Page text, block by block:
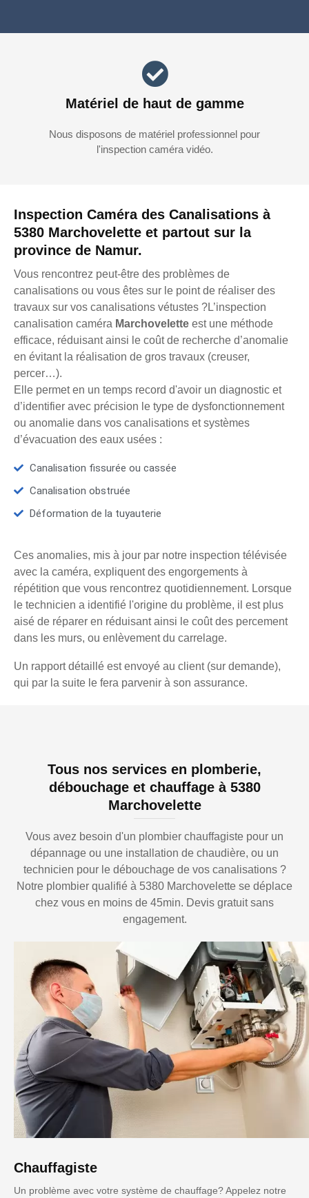
Inspection Caméra des Canalisations à
5380 Marchovelette et partout sur la
province de Namur.
Vous rencontrez peut-être des problèmes de
canalisations ou vous êtes sur le point de réaliser des
travaux sur vos canalisations vétustes ?L’inspection
canalisation caméra Marchovelette est une méthode
efficace, réduisant ainsi le coût de recherche d’anomalie
en évitant la réalisation de gros travaux (creuser,
percer…).
Elle permet en un temps record d'avoir un diagnostic et
d’identifier avec précision le type de dysfonctionnement
ou anomalie dans vos canalisations et systèmes
d’évacuation des eaux usées :
Canalisation fissurée ou cassée
Canalisation obstruée
Déformation de la tuyauterie
Ces anomalies, mis à jour par notre inspection télévisée
avec la caméra, expliquent des engorgements à
répétition que vous rencontrez quotidiennement. Lorsque
le technicien a identifié l'origine du problème, il est plus
aisé de réparer en réduisant ainsi le coût des percement
dans les murs, ou enlèvement du carrelage.
Un rapport détaillé est envoyé au client (sur demande),
qui par la suite le fera parvenir à son assurance.
Matériel de haut de gamme
Nous disposons de matériel professionnel pour
l'inspection caméra vidéo.
Tous nos services en plomberie,
débouchage et chauffage à 5380
Marchovelette
Vous avez besoin d'un plombier chauffagiste pour un
dépannage ou une installation de chaudière, ou un
technicien pour le débouchage de vos canalisations ?
Notre plombier qualifié à 5380 Marchovelette se déplace
chez vous en moins de 45min. Devis gratuit sans
engagement.
Chauffagiste
Un problème avec votre système de chauffage? Appelez notre